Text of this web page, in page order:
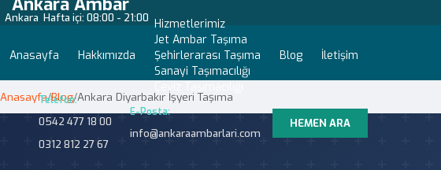
Ankara Hafta içi: 08:00 - 21:00
Anasayfa Hakkımızda
Hizmetlerimiz
Jet Ambar Taşıma
Şehirlerarası Taşıma
Sanayi Taşımacılığı
Çeyiz Taşımacılığı
Blog İletişim
Telefon:
0542 477 18 00
0312 812 27 67
E-Posta:
info@ankaraambarlari.com
HEMEN ARA
Anasayfa/Blog/Ankara Diyarbakır İşyeri Taşıma